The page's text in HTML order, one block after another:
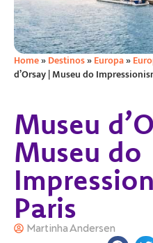
Home»Destinos»Europa»
d’Orsay | Museu do
Museu
Museu do
Paris
Martinha Andersen